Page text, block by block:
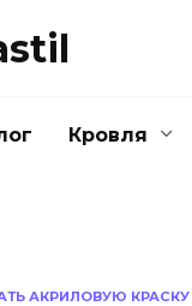
Кровля
АКРИЛОВУЮ